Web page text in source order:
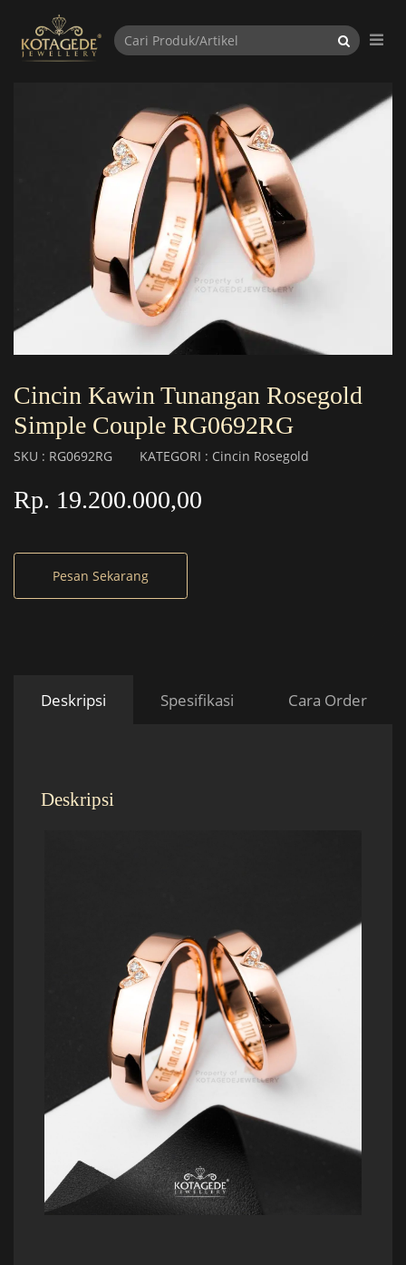
Cincin Kawin Tunangan Rosegold
Simple Couple RG0692RG
SKU : RG0692RG KATEGORI : Cincin Rosegold
Rp. 19.200.000,00
Pesan Sekarang
Deskripsi Spesifikasi Cara Order
Deskripsi